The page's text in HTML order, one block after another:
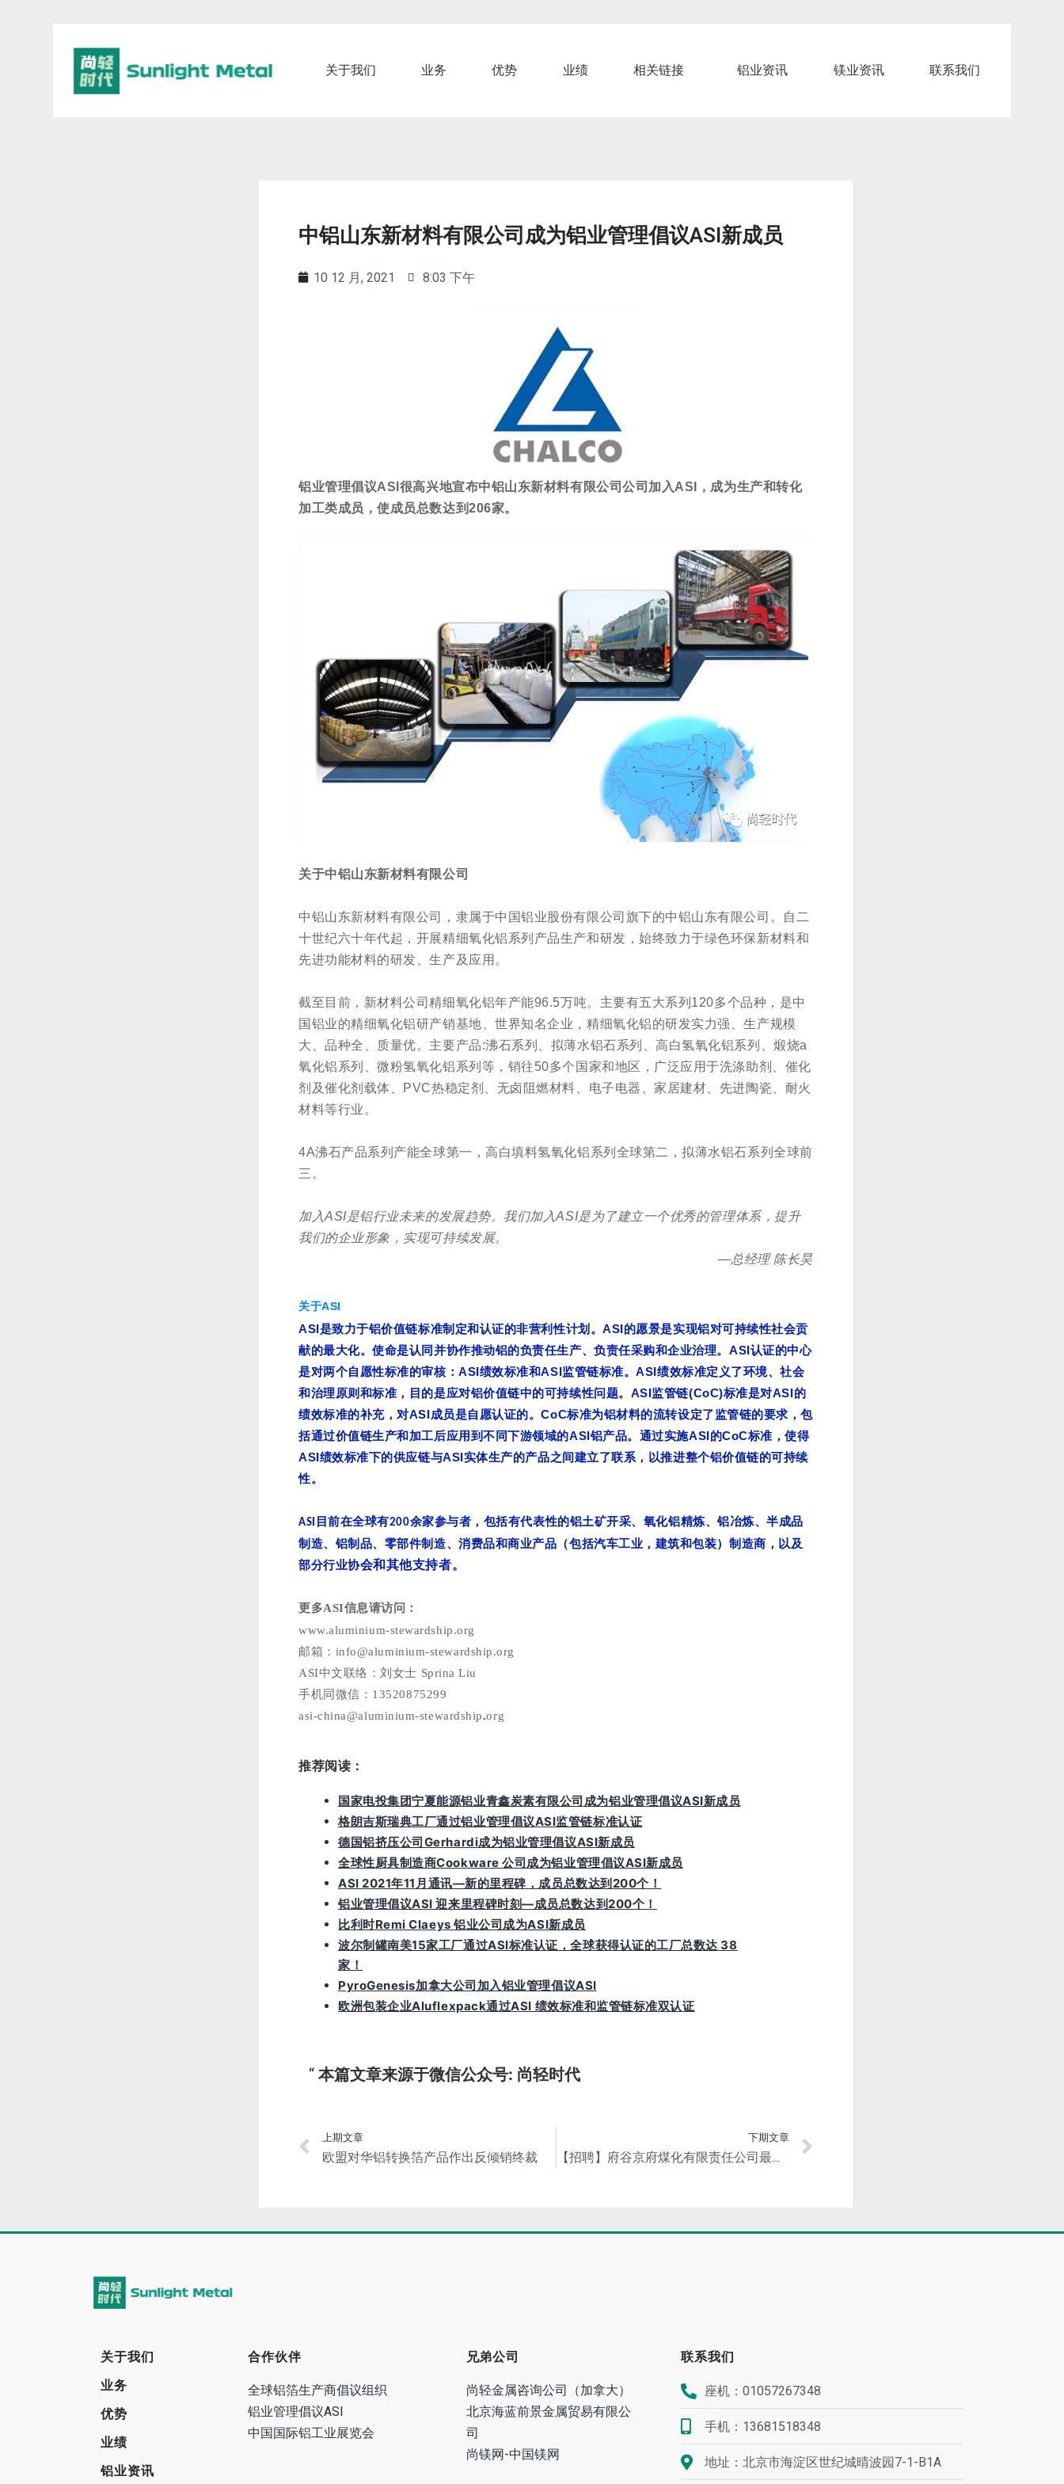
关于我们 业务 优势 业绩 相关链接 铝业资讯 镁业资讯 联系我们
中铝山东新材料有限公司成为铝业管理倡议ASI新成员
10 12 月, 2021 8:03 下午
铝业管理倡议ASI很高兴地宣布中铝山东新材料有限公司公司加入ASI，成为生产和转化
加工类成员，使成员总数达到206家。
关于中铝山东新材料有限公司
中铝山东新材料有限公司，隶属于中国铝业股份有限公司旗下的中铝山东有限公司。自二
十世纪六十年代起，开展精细氧化铝系列产品生产和研发，始终致力于绿色环保新材料和
先进功能材料的研发、生产及应用。
截至目前，新材料公司精细氧化铝年产能96.5万吨。主要有五大系列120多个品种，是中
国铝业的精细氧化铝研产销基地、世界知名企业，精细氧化铝的研发实力强、生产规模
大、品种全、质量优。主要产品:沸石系列、拟薄水铝石系列、高白氢氧化铝系列、煅烧a
氧化铝系列、微粉氢氧化铝系列等，销往50多个国家和地区，广泛应用于洗涤助剂、催化
剂及催化剂载体、PVC热稳定剂、无卤阻燃材料、电子电器、家居建材、先进陶瓷、耐火
材料等行业。
4A沸石产品系列产能全球第一，高白填料氢氧化铝系列全球第二，拟薄水铝石系列全球前
三。
加入ASI是铝行业未来的发展趋势。我们加入ASI是为了建立一个优秀的管理体系，提升
我们的企业形象，实现可持续发展。
—总经理 陈长昊
关于ASI
ASI是致力于铝价值链标准制定和认证的非营利性计划。ASI的愿景是实现铝对可持续性社会贡
献的最大化。使命是认同并协作推动铝的负责任生产、负责任采购和企业治理。ASI认证的中心
是对两个自愿性标准的审核：ASI绩效标准和ASI监管链标准。ASI绩效标准定义了环境、社会
和治理原则和标准，目的是应对铝价值链中的可持续性问题。 ASI监管链(CoC)标准是对ASI的
绩效标准的补充，对ASI成员是自愿认证的。CoC标准为铝材料的流转设定了监管链的要求，包
括通过价值链生产和加工后应用到不同下游领域的ASI铝产品。通过实施ASI的CoC标准，使得
ASI绩效标准下的供应链与ASI实体生产的产品之间建立了联系，以推进整个铝价值链的可持续
性。
ASI 目前在全球有200余家参与者，包括有代表性的铝土矿开采、氧化铝精炼、铝冶炼、半成品
制造、铝制品、零部件制造、消费品和商业产品（包括汽车工业，建筑和包装）制造商，以及
部分行业协会和其他支持者。
更多ASI信息请访问：
www.aluminium-stewardship.org
邮箱：info@aluminium-stewardship.org
ASI中文联络：刘女士 Sprina Liu
手机同微信：13520875299
asi-china@aluminium-stewardship.org
推荐阅读：
国家电投集团宁夏能源铝业青鑫炭素有限公司成为铝业管理倡议ASI新成员
格朗吉斯瑞典工厂通过铝业管理倡议ASI监管链标准认证
德国铝挤压公司Gerhardi成为铝业管理倡议ASI新成员
全球性厨具制造商Cookware 公司成为铝业管理倡议ASI新成员
ASI 2021年11月通讯—新的里程碑，成员总数达到200个！
铝业管理倡议ASI 迎来里程碑时刻—成员总数达到200个！
比利时Remi Claeys 铝业公司成为ASI新成员
波尔制罐南美15家工厂通过ASI标准认证，全球获得认证的工厂总数达 38
家！
PyroGenesis加拿大公司加入铝业管理倡议ASI
欧洲包装企业Aluflexpack通过ASI 绩效标准和监管链标准双认证
本篇文章来源于微信公众号: 尚轻时代
上期文章
欧盟对华铝转换箔产品作出反倾销终裁
下期文章
【招聘】府谷京府煤化有限责任公司最新招聘信息
关于我们
业务
优势
业绩
铝业资讯
合作伙伴
全球铝箔生产商倡议组织
铝业管理倡议ASI
中国国际铝工业展览会
兄弟公司
尚轻金属咨询公司（加拿大）
北京海蓝前景金属贸易有限公
司
尚镁网-中国镁网
联系我们
座机：01057267348
手机：13681518348
地址：北京市海淀区世纪城晴波园7-1-B1A